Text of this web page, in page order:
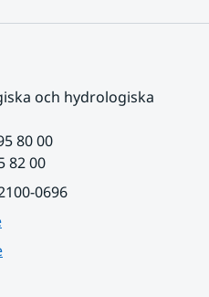
och hydrologiska
80 00
82 00
0696